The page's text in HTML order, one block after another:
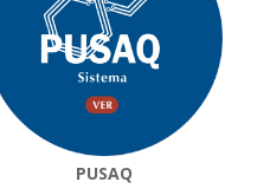
PUSAQ